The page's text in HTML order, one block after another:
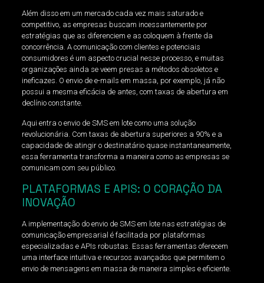
Além disso em um mercado cada vez mais saturado e
competitivo, as empresas buscam incessantemente por
estratégias que as diferenciem e as coloquem à frente da
concorrência. A comunicação com clientes e potenciais
consumidores é um aspecto crucial nesse processo, e muitas
organizações ainda se veem presas a métodos obsoletos e
ineficazes. O envio de e-mails em massa, por exemplo, já não
possui a mesma eficácia de antes, com taxas de abertura em
declínio constante.
Aqui entra o envio de SMS em lote como uma solução
revolucionária. Com taxas de abertura superiores a 90% e a
capacidade de atingir o destinatário quase instantaneamente,
essa ferramenta transforma a maneira como as empresas se
comunicam com seu público.
PLATAFORMAS E APIS: O CORAÇÃO DA
INOVAÇÃO
A implementação do envio de SMS em lote nas estratégias de
comunicação empresarial é facilitada por plataformas
especializadas e APIs robustas. Essas ferramentas oferecem
uma interface intuitiva e recursos avançados que permitem o
envio de mensagens em massa de maneira simples e eficiente.